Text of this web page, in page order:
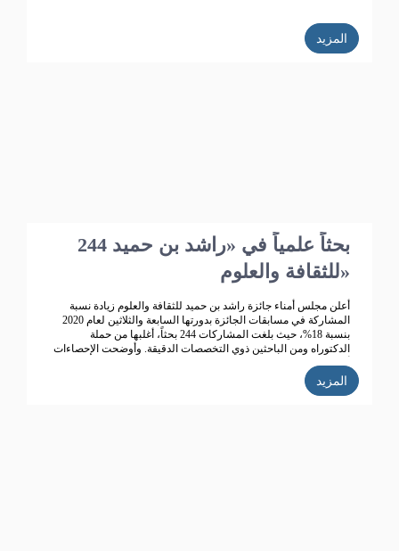
المزيد
244 بحثاً علمياً في «راشد بن حميد
للثقافة والعلوم»
أعلن مجلس أمناء جائزة راشد بن حميد للثقافة والعلوم زيادة نسبة
المشاركة في مسابقات الجائزة بدورتها السابعة والثلاثين لعام 2020
بنسبة 18%، حيث بلغت المشاركات 244 بحثاً، أغلبها من حملة
الدكتوراه ومن الباحثين ذوي التخصصات الدقيقة. وأوضحت الإحصاءات
المملكة العربية السعودية ثم الإمارات، ثم سلطنة عمان ثم البحرين
والكويت.
المزيد